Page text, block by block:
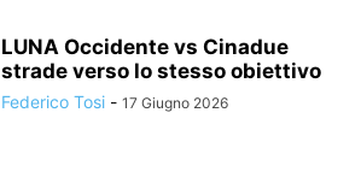
LUNA Occidente vs Cinadue
strade verso lo stesso obiettivo
Federico Tosi - 17 Giugno 2026